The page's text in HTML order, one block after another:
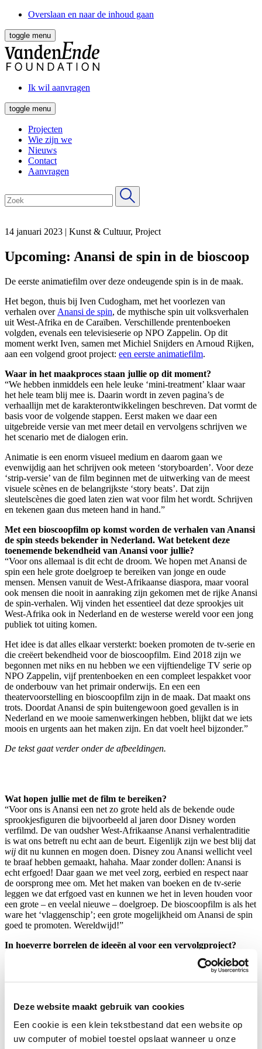
Deze website maakt gebruik van cookies
Een cookie is een klein tekstbestand dat een website op
uw computer of mobiel toestel opslaat wanneer u onze
Overslaan en naar de inhoud gaan
toggle menu
Ik wil aanvragen
toggle menu
Projecten
Wie zijn we
Nieuws
Contact
Aanvragen
14 januari 2023 | Kunst & Cultuur, Project
Upcoming: Anansi de spin in de bioscoop
De eerste animatiefilm over deze ondeugende spin is in de maak.
Het begon, thuis bij Iven Cudogham, met het voorlezen van
verhalen over Anansi de spin, de mythische spin uit volksverhalen
uit West-Afrika en de Caraïben. Verschillende prentenboeken
volgden, evenals een televisieserie op NPO Zappelin. Op dit
moment werkt Iven, samen met Michiel Snijders en Arnoud Rijken,
aan een volgend groot project: een eerste animatiefilm.
Waar in het maakproces staan jullie op dit moment?
“We hebben inmiddels een hele leuke ‘mini-treatment’ klaar waar
het hele team blij mee is. Daarin wordt in zeven pagina’s de
verhaallijn met de karakterontwikkelingen beschreven. Dat vormt de
basis voor de volgende stappen. Eerst maken we daar een
uitgebreide versie van met meer detail en vervolgens schrijven we
het scenario met de dialogen erin.
Animatie is een enorm visueel medium en daarom gaan we
evenwijdig aan het schrijven ook meteen ‘storyboarden’. Voor deze
‘strip-versie’ van de film beginnen met de uitwerking van de meest
visuele scènes en de belangrijkste ‘story beats’. Dat zijn
sleutelscènes die goed laten zien wat voor film het wordt. Schrijven
en tekenen gaan dus meteen hand in hand.”
Met een bioscoopfilm op komst worden de verhalen van Anansi
de spin steeds bekender in Nederland. Wat betekent deze
toenemende bekendheid van Anansi voor jullie?
“Voor ons allemaal is dit echt de droom. We hopen met Anansi de
spin een hele grote doelgroep te bereiken van jonge en oude
mensen. Mensen vanuit de West-Afrikaanse diaspora, maar vooral
ook mensen die nooit in aanraking zijn gekomen met de rijke Anansi
de spin-verhalen. Wij vinden het essentieel dat deze sprookjes uit
West-Afrika ook in Nederland en de westerse wereld voor een jong
publiek tot uiting komen.
Het idee is dat alles elkaar versterkt: boeken promoten de tv-serie en
die creëert bekendheid voor de bioscoopfilm. Eind 2018 zijn we
begonnen met niks en nu hebben we een vijftiendelige TV serie op
NPO Zappelin, vijf prentenboeken en een compleet lespakket voor
de onderbouw van het primair onderwijs. En een een
theatervoorstelling en bioscoopfilm zijn in de maak. Dat maakt ons
trots. Doordat Anansi de spin buitengewoon goed gevallen is in
Nederland en we mooie samenwerkingen hebben, blijkt dat we iets
moois en urgents aan het maken zijn. En dat voelt heel bijzonder.”
De tekst gaat verder onder de afbeeldingen.
Wat hopen jullie met de film te bereiken?
“Voor ons is Anansi een net zo grote held als de bekende oude
sprookjesfiguren die bijvoorbeeld al jaren door Disney worden
verfilmd. De van oudsher West-Afrikaanse Anansi verhalentraditie
is wat ons betreft nu echt aan de beurt. Eigenlijk zijn we best blij dat
wij dit nu kunnen en mogen doen. Disney zou Anansi wellicht veel
te braaf hebben gemaakt, hahaha. Maar zonder dollen: Anansi is
echt erfgoed! Daar gaan we met veel zorg, eerbied en respect naar
de oorsprong mee om. Met het maken van boeken en de tv-serie
leggen we dat erfgoed vast en kunnen we het in leven houden voor
een grote – en veelal nieuwe – doelgroep. De bioscoopfilm is als het
ware het ‘vlaggenschip’; een grote mogelijkheid om Anansi de spin
goed te promoten. Wereldwijd!”
In hoeverre borrelen de ideeën al voor een vervolgproject?
“Een animatie bioscoopfilm maken duurt best lang. Dit jaar zullen
we het erg belangrijke storyboard maken en alles technisch
bioscoopfilm is dat eigenlijk supersnel.
Ondertussen schrijven we aan de scenario’s van de tweede tv-serie
en is de theatervoorstelling in voorbereiding! Tevens is er interesse